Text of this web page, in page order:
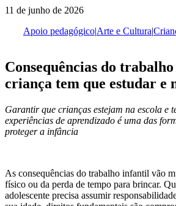
11 de junho de 2026
Apoio pedagógico|Arte e Cultura|
Consequências do
criança tem que estudar e
Garantir que crianças estejam na escola e
experiências de aprendizado é uma das
proteger a infância
As consequências do trabalho infantil vão
físico ou da perda de tempo para brincar.
adolescente precisa assumir